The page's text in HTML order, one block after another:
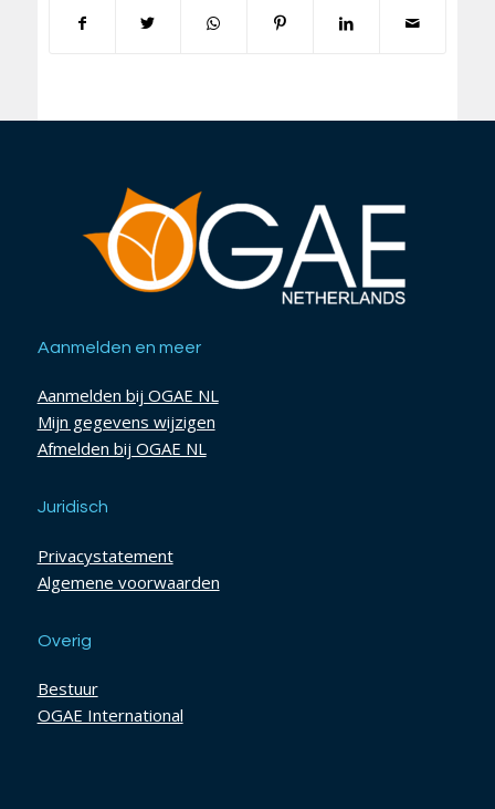
Aanmelden en meer
Aanmelden bij OGAE NL
Mijn gegevens wijzigen
Afmelden bij OGAE NL
Juridisch
Privacystatement
Algemene voorwaarden
Overig
Bestuur
OGAE International